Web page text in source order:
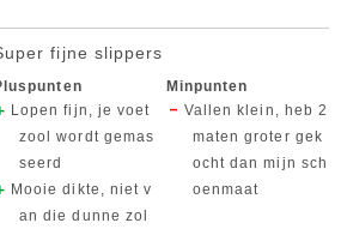
fijne slippers
Lopen fijn, je voet
zool wordt gemas
seerd
Mooie dikte, niet v
an die dunne zol
Minpunten
Vallen klein, heb 2
maten groter gek
ocht dan mijn sch
oenmaat